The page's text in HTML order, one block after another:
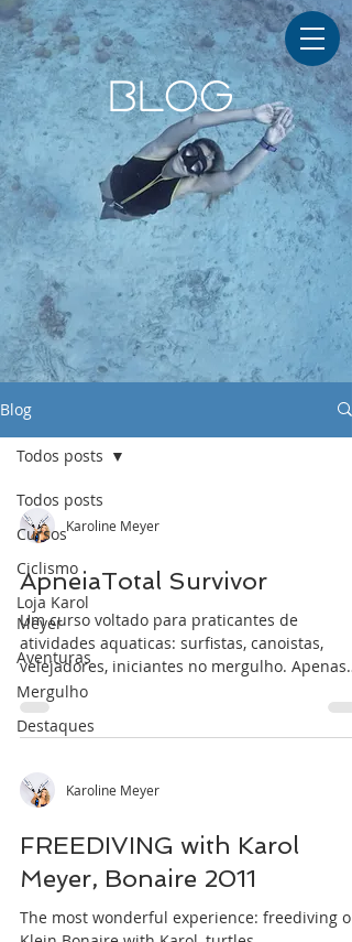
BLOG
Blog
Todos posts
Cursos
Ciclismo
Loja Karol
Meyer
Aventuras
Mergulho
Destaques
Todos posts
Karoline Meyer
ApneiaTotal Survivor
Um curso voltado para praticantes de
atividades aquaticas: surfistas, canoistas,
velejadores, iniciantes no mergulho. Apenas
um dia, e...
Karoline Meyer
FREEDIVING with Karol
Meyer, Bonaire 2011
The most wonderful experience: freediving on